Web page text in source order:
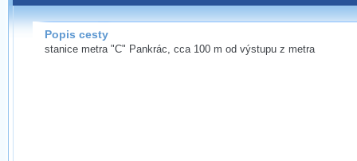
Popis cesty
stanice metra "C" Pankrác, cca 100 m od výstupu z metra